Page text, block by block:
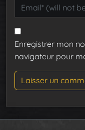
Enregistrer mon
navigateur pour